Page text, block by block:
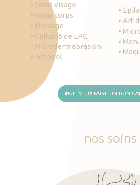
• Soins visage
• Soins corps
• Massage
• Cellum6 de LPG
• Microdermabrasion
• Jet peel
•
• Art
•
•
•
JE VEUX FAIRE UN BON
nos soins